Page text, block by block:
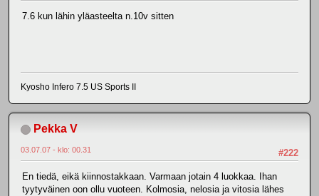
7.6 kun lähin yläasteelta n.10v sitten
Kyosho Infero 7.5 US Sports II
Pekka V
#222
03.07.07 - klo: 00.31
En tiedä, eikä kiinnostakkaan. Varmaan jotain 4 luokkaa. Ihan
tyytyväinen oon ollu vuoteen. Kolmosia, nelosia ja vitosia lähes